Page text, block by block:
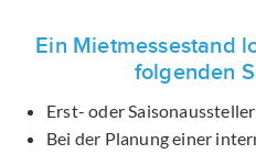
Ein Mietmessestand
folgenden
Erst- oder Saisonaussteller
Bei der Planung einer